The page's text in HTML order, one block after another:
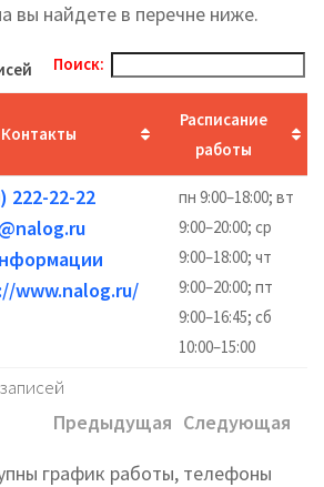
вы найдете в перечне ниже.
Поиск:
Контакты
Расписание
работы
222-22-22
www.nalog.ru/
пн 9:00–18:00; вт
9:00–20:00; ср
9:00–18:00; чт
9:00–20:00; пт
9:00–16:45; сб
10:00–15:00
Предыдущая Следующая
график работы, телефоны